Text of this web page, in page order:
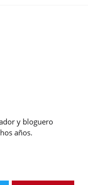
y bloguero
años.